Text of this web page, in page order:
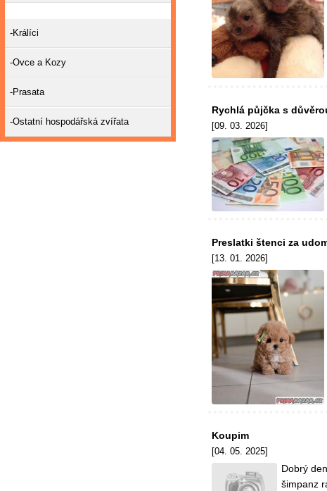
Rychlá půjčka s
[09. 03. 2026]
Preslatki štenci za
[13. 01. 2026]
Koupim
[04. 05. 2025]
Dobrý
šimpanz
-Králíci
-Ovce a Kozy
-Prasata
-Ostatní hospodářská zvířata